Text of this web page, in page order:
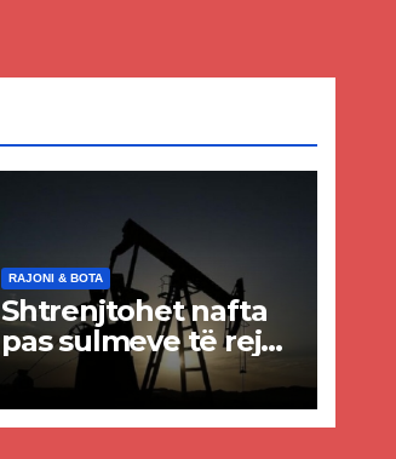
RAJONI & BOTA
Shtrenjtohet nafta
pas sulmeve të reja
SHBA–Iran